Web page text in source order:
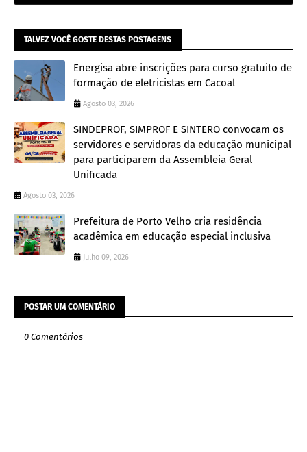
TALVEZ VOCÊ GOSTE DESTAS POSTAGENS
Energisa abre inscrições para curso gratuito de
formação de eletricistas em Cacoal
Agosto 03, 2026
SINDEPROF, SIMPROF E SINTERO convocam os
servidores e servidoras da educação municipal
para participarem da Assembleia Geral
Unificada
Agosto 03, 2026
Prefeitura de Porto Velho cria residência
acadêmica em educação especial inclusiva
Julho 09, 2026
POSTAR UM COMENTÁRIO
0 Comentários